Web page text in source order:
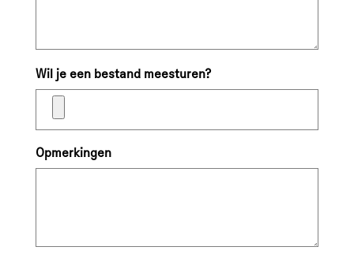
Wil je een bestand meesturen?
Opmerkingen